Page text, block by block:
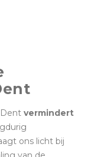
vermindert
ons licht bij